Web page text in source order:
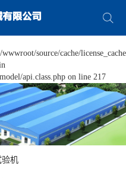
source/cache/
api.class.php on line 217
验机